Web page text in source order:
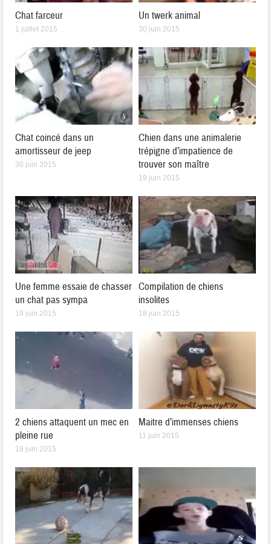
Chat farceur
1 juillet 2015
Un twerk animal
30 juin 2015
Chat coincé dans un
amortisseur de jeep
30 juin 2015
Chien dans une animalerie
trépigne d’impatience de
trouver son maître
19 juin 2015
Une femme essaie de chasser
un chat pas sympa
19 juin 2015
Compilation de chiens
insolites
18 juin 2015
2 chiens attaquent un mec en
pleine rue
18 juin 2015
Maitre d’immenses chiens
11 juin 2015